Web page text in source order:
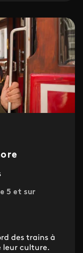
5 et sur
des trains à
leur culture.